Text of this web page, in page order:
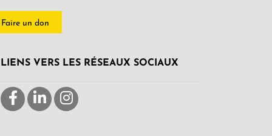
Faire un don
LIENS VERS LES RÉSEAUX SOCIAUX